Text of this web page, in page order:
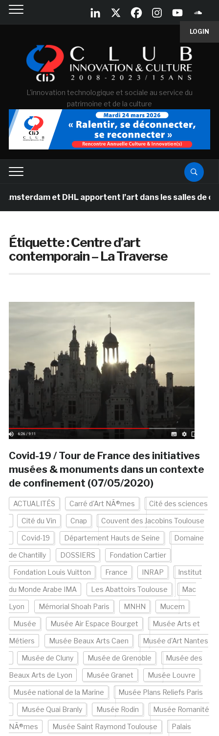
LOGIN
L'innovation technologique et sociale au service du
patrimoine et de la culture
et DHL apportent l’art dans les salles de
Étiquette :Centre d’art
contemporain – La Traverse
Covid-19 / Tour de France des initiatives
musées & monuments dans un contexte
de confinement (07/05/2020)
ACTUALITÉS Carré d'Art NÃ®mes Cité des sciences
Cité du Vin Cnap Couvent des Jacobins Toulouse
Covid-19 Département Hauts de Seine Domaine
de Chantilly DOSSIERS Fondation Cartier
Fondation Louis Vuitton France INRAP Institut
du Monde Arabe IMA Les Abattoirs Toulouse Mac
Lyon Mémorial Shoah Paris MNHN Mucem
Musée Musée Air Espace Bourget Musée Arts et
Métiers Musée Beaux Arts Caen Musée d'Art Nantes
Musée de Cluny Musée de Grenoble Musée des
Beaux Arts de Lyon Musée Granet Musée Louvre
Musée national de la Marine Musée Plans Reliefs Paris
Musée Quai Branly Musée Rodin Musée Romanité
NÃ®mes Musée Saint Raymond Toulouse Palais